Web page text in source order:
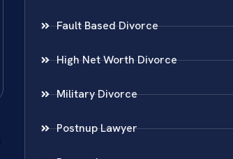
Fault Based Divorce
High Net Worth Divorce
Military Divorce
Postnup Lawyer